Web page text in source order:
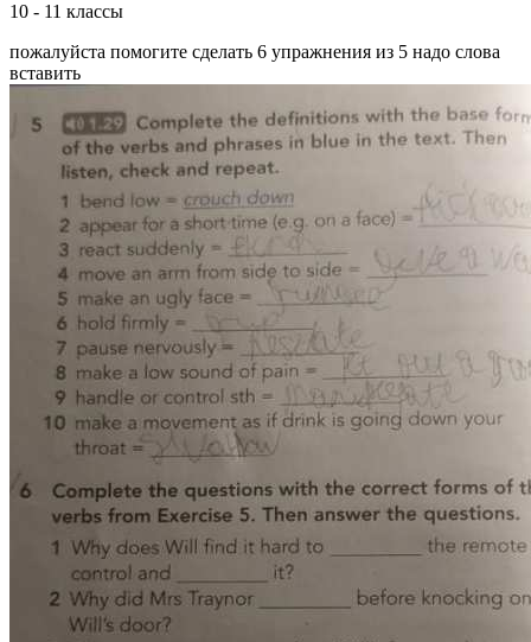
10 - 11 классы
пожалуйста помогите сделать 6 упражнения из 5 надо слова
вставить ​